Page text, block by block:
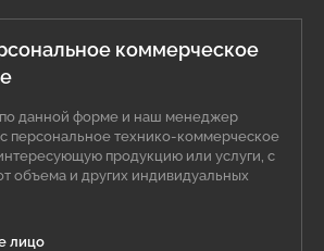
коммерческое
по данной форме и наш менеджер
персональное технико-коммерческое
продукцию или услуги, с
объема и других индивидуальных
лицо